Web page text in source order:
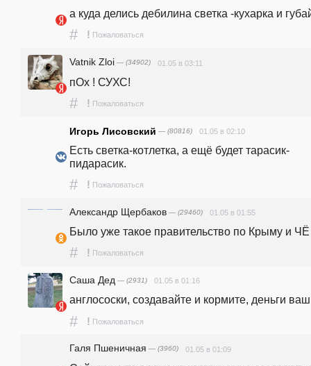
а куда делись дебилина светка -кухарка и
# ! Пожаловаться
Vatnik Zloi — (34902) 01.05 в 03:11
пОх ! СУХС!
# ! Пожаловаться
Игорь Лисовский — (80816) 01.05 в 02:10
Есть светка-котлетка, а ещё будет тарасик-
пидарасик.
# ! Пожаловаться
Александр Щербаков — (29460) 01.05 в 01:55
Было уже такое правительство по Крыму и
# ! Пожаловаться
Саша Дед — (2931) 01.05 в 01:16
англососки, создавайте и кормите, деньги
# ! Пожаловаться
Галя Пшеничная — (3960) 01.05 в 01:09